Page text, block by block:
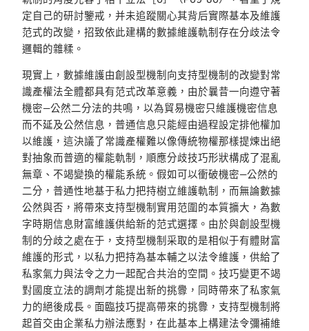
定自己的研討鑒戒，并未追蹤關心其背后實際基本及維護
范式的改變，招致依此建構的數據維護軌制存在分歧法令
邏輯的雜糅。
現實上，數據維護由創設型機制向支持型機制的改變對常
識產權法全體都具有范式改革意義，由於曩昔一向遵守著
機密—公然二分法的共鳴，以為貿易機密只維護機密信息
而不延及公然信息，普通信息只能經由過程設定排他權加
以維護，這決議了常識產權難以像傳統物權那樣提煉出絕
對抽象而普適的權能軌制，順應分歧技巧形狀構成了混亂
無章、不竭變換的權能系統。假如可以衝破機密—公然的
二分，普通性地基于私力把持樹立維護軌制，而無論數據
公然與否，將帶來支持型機制實用范圍的本質擴大，為數
字時期信息財富維護供給新的范式選擇。由於與創設型機
制的分歧之處在于，支持型機制采取的是相似于有體財富
維護的形式，以私力把持為基本輔之以法令維護，供給了
私家氣力與法令之力一起配合共治的空間。技巧變更不竭
對國度立法的調劑才能提出新的挑釁，同時帶來了私家氣
力的絕後成長。面臨技巧提高帶來的挑釁，支持型機制將
起首交由企業私力辦法應對，在此基本上構建法令彌補維